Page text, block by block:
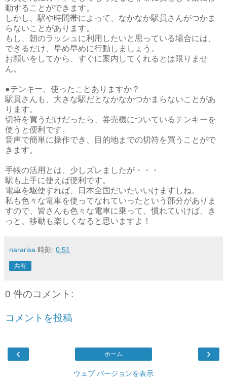
動することができます。
しかし、駅や時間帯によって、なかなか駅員さんがつかま
らないことがあります。
もし、朝のラッシュに利用したいと思っている場合には、
できるだけ、早め早めに行動しましょう。
お願いをしてから、すぐに案内してくれるとは限りませ
ん。
●テンキー、使ったことありますか？
駅員さんも、大きな駅だとなかなかつかまらないことがあ
ります。
切符を買うだけだったら、券売機についているテンキーを
使うと便利です。
音声で簡単に操作でき、目的地までの切符を買うことがで
きます。
手帳の活用とは、少しズレましたが・・・
駅も上手に使えば便利です。
電車を駆使すれば、日本全国だいたいいけますしね。
私も色々な電車を使ってなれていったという部分がありま
すので、皆さんも色々な電車に乗って、慣れていけば、き
っと、移動も楽しくなると思いますよ！
nararisa 時刻: 0:51
共有
0 件のコメント:
コメントを投稿
‹ ›
ホーム
ウェブ バージョンを表示